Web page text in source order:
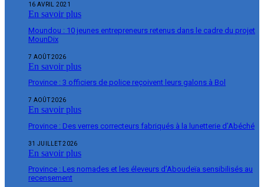
16 AVRIL 2021
En savoir plus
Moundou : 10 jeunes entrepreneurs retenus dans le cadre du projet
MounDix
7 AOÛT 2026
En savoir plus
Province : 3 officiers de police reçoivent leurs galons à Bol
7 AOÛT 2026
En savoir plus
Province : Des verres correcteurs fabriqués à la lunetterie d’Abéché
31 JUILLET 2026
En savoir plus
Province : Les nomades et les éleveurs d’Aboudeïa sensibilisés au
recensement